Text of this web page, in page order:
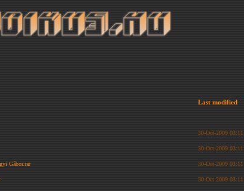
Last modified
30-Oct-2009 03:11
30-Oct-2009 03:11
Gábor.rar 30-Oct-2009 03:11
30-Oct-2009 03:11